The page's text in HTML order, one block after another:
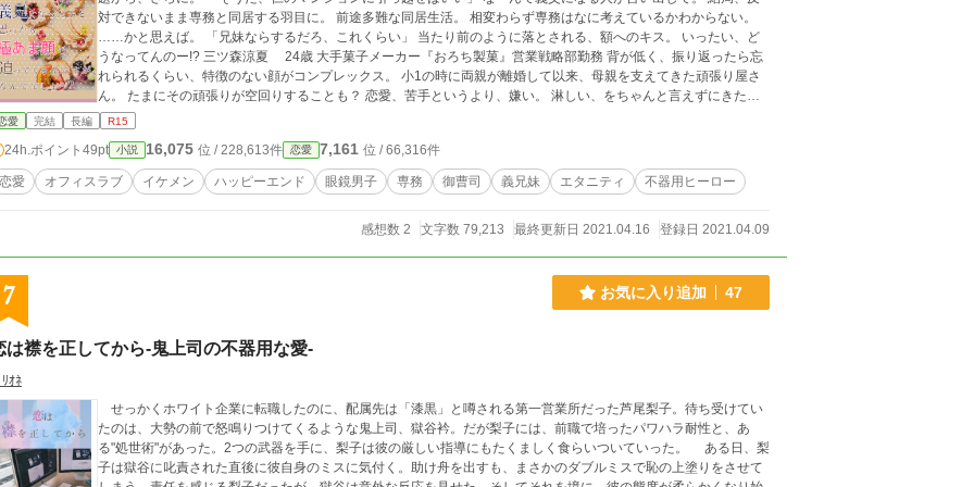
対できないまま専務と同居する羽目に。 前途多難な同居生活。 相変わらず専務はなに考えているかわからない。
……かと思えば。 「兄妹ならするだろ、これくらい」 当たり前のように落とされる、額へのキス。 いったい、ど
うなってんのー!? 三ツ森涼夏 24歳 大手菓子メーカー『おろち製菓』営業戦略部勤務 背が低く、振り返ったら忘
れられるくらい、特徴のない顔がコンプレックス。 小1の時に両親が離婚して以来、母親を支えてきた頑張り屋さ
ん。 たまにその頑張りが空回りすることも？ 恋愛、苦手というより、嫌い。 淋しい、をちゃんと言えずにきた
人。 × 八雲仁 30歳 大手菓子メーカー『おろち製菓』専務 背が高く、眼鏡のイケメン。 ただし、いつも無表情。 集
界し、それ以来、ひとりで淋しさを抱えてきた人。 ふたりはちゃんと義兄妹になれるのか、それとも……!? *****
千里専務のその後→『絶対零度の、ハーフ御曹司の愛ブルーの瞳をゲーヲタの私に溶かせとか言っていま
す？……』 ***** 表紙画像 湯弐様 pixiv ID3989101
愛 完結 長編 R15
24h.ポイント 49pt 小説 16,075 位 / 228,613件 恋愛 7,161 位 / 66,316件
恋愛 オフィスラブ イケメン ハッピーエンド 眼鏡男子 専務 御曹司 義兄妹 エタニティ 不器用ヒーロー
感想数 2 文字数 79,213 最終更新日 2021.04.16 登録日 2021.04.09
7 お気に入り追加 47
は襟を正してから-鬼上司の不器用な愛-
ｵﾈ
せっかくホワイト企業に転職したのに、配属先は「漆黒」と噂される第一営業所だった芦尾梨子。待ち受けてい
たのは、大勢の前で怒鳴りつけてくるような鬼上司、獄谷衿。だが梨子には、前職で培ったパワハラ耐性と、あ
る"処世術"があった。2つの武器を手に、梨子は彼の厳しい指導にもたくましく食らいついていった。 ある日、梨
子は獄谷に叱責された直後に彼自身のミスに気付く。助け舟を出すも、まさかのダブルミスで恥の上塗りをさせて